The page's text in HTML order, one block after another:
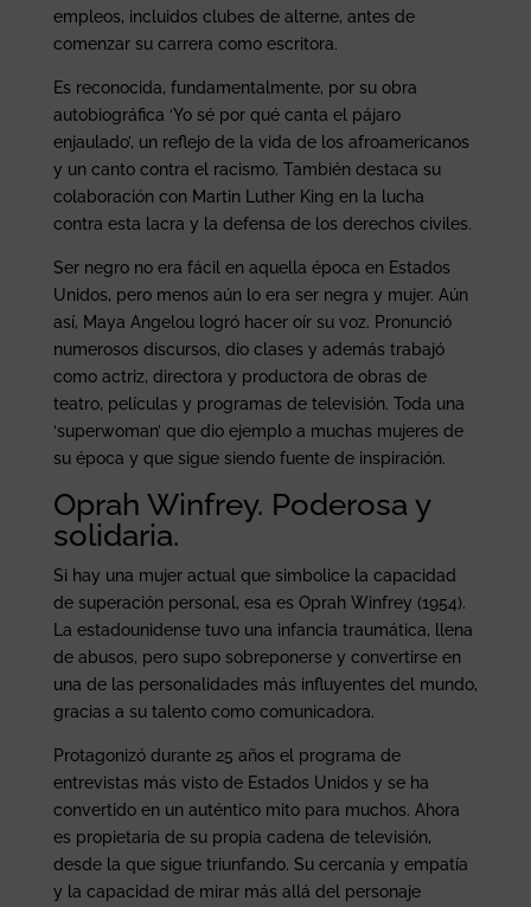
empleos, incluidos clubes de alterne, antes de
comenzar su carrera como escritora.
Es reconocida, fundamentalmente, por su obra
autobiográfica ‘Yo sé por qué canta el pájaro
enjaulado’, un reflejo de la vida de los afroamericanos
y un canto contra el racismo. También destaca su
colaboración con Martin Luther King en la lucha
contra esta lacra y la defensa de los derechos civiles.
Ser negro no era fácil en aquella época en Estados
Unidos, pero menos aún lo era ser negra y mujer. Aún
así, Maya Angelou logró hacer oír su voz. Pronunció
numerosos discursos, dio clases y además trabajó
como actriz, directora y productora de obras de
teatro, películas y programas de televisión. Toda una
‘superwoman’ que dio ejemplo a muchas mujeres de
su época y que sigue siendo fuente de inspiración.
Oprah Winfrey. Poderosa y
solidaria.
Si hay una mujer actual que simbolice la capacidad
de superación personal, esa es Oprah Winfrey (1954).
La estadounidense tuvo una infancia traumática, llena
de abusos, pero supo sobreponerse y convertirse en
una de las personalidades más influyentes del mundo,
gracias a su talento como comunicadora.
Protagonizó durante 25 años el programa de
entrevistas más visto de Estados Unidos y se ha
convertido en un auténtico mito para muchos. Ahora
es propietaria de su propia cadena de televisión,
desde la que sigue triunfando. Su cercanía y empatía
y la capacidad de mirar más allá del personaje